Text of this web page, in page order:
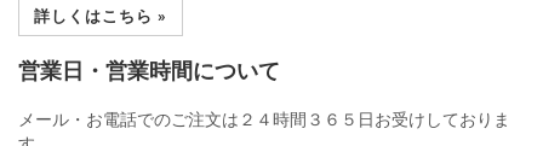
詳しくはこちら »
営業日・営業時間について
メール・お電話でのご注文は２４時間３６５日お受けしておりま